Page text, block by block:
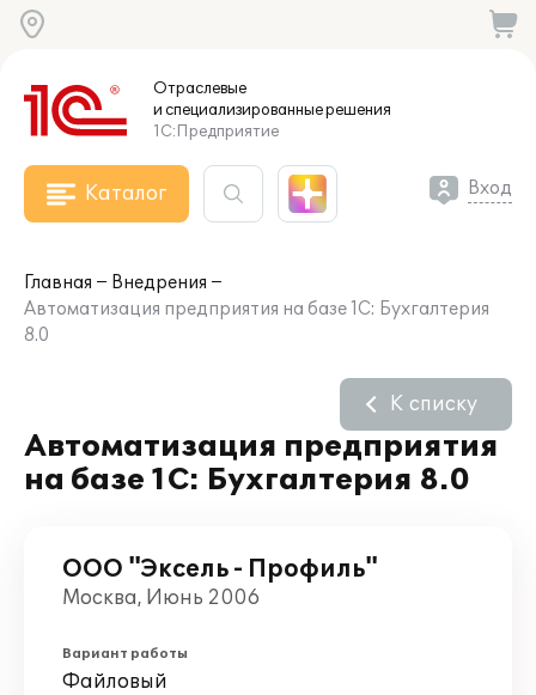
Отраслевые
и специализированныерешения
1С:Предприятие
Каталог Вход
Главная
Внедрения
Автоматизация предприятия на базе 1С: Бухгалтерия
8.0
Автоматизация предприятия
на базе 1С: Бухгалтерия 8.0
К списку
ООО "Эксель - Профиль"
Москва, Июнь 2006
Вариант работы
Файловый